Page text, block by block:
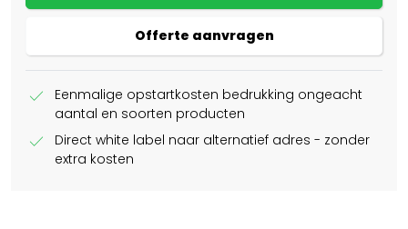
Offerte aanvragen
check
Eenmalige opstartkosten bedrukking ongeacht
aantal en soorten producten
check
Direct white label naar alternatief adres - zonder
extra kosten